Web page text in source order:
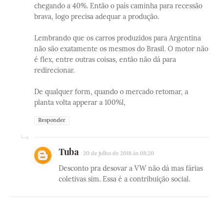
chegando a 40%. Então o país caminha para recessão
brava, logo precisa adequar a produção.
Lembrando que os carros produzidos para Argentina
não são exatamente os mesmos do Brasil. O motor não
é flex, entre outras coisas, então não dá para
redirecionar.
De qualquer form, quando o mercado retomar, a
planta volta apperar a 100%l,
Responder
Tuba 20 de julho de 2018 às 08:20
Desconto pra desovar a VW não dá mas fárias
coletivas sim. Essa é a contribuição social.